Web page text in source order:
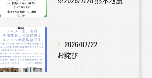
2026/07/22
お詫び